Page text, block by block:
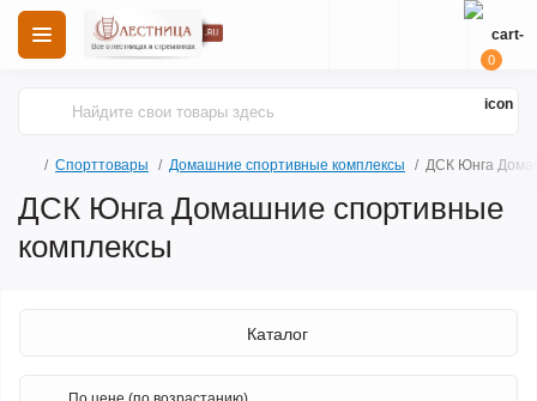
0
Спорттовары Домашние спортивные комплексы ДСК Юнга
ДСК Юнга Домашние спортивные
комплексы
Каталог